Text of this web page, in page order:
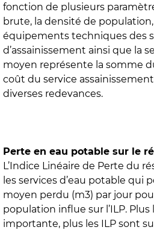
fonction de plusieurs
brute, la densité de
équipements techniques des
d’assainissement ainsi que la
moyen représente la somme
coût du service
diverses redevances.
Perte en eau potable sur le
L’Indice Linéaire de Perte du
les services d’eau potable qui
moyen perdu (m3) par jour
population influe sur l’ILP.
importante, plus les ILP sont